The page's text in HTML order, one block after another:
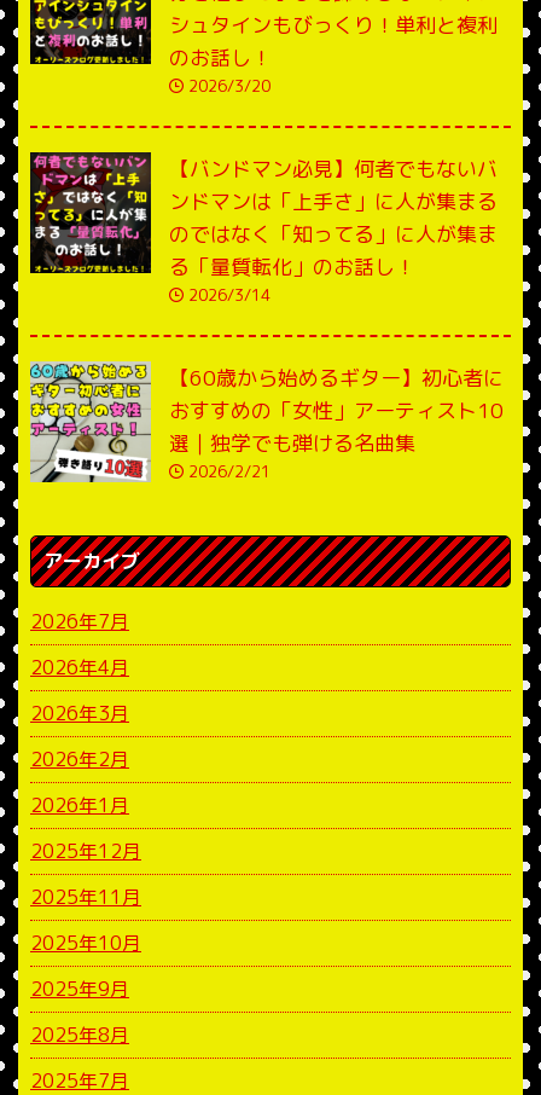
シュタインもびっくり！単利と複利
のお話し！
2026/3/20
【バンドマン必見】何者でもないバ
ンドマンは「上手さ」に人が集まる
のではなく「知ってる」に人が集ま
る「量質転化」のお話し！
2026/3/14
【60歳から始めるギター】初心者に
おすすめの「女性」アーティスト10
選｜独学でも弾ける名曲集
2026/2/21
アーカイブ
2026年7月
2026年4月
2026年3月
2026年2月
2026年1月
2025年12月
2025年11月
2025年10月
2025年9月
2025年8月
2025年7月